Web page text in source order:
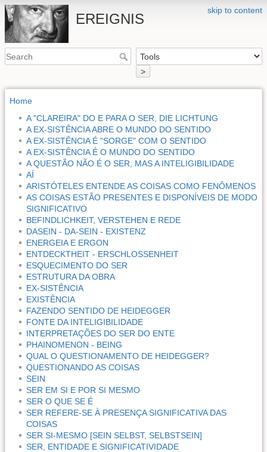
skip to content
EREIGNIS
>
Home
A "CLAREIRA" DO E PARA O SER, DIE LICHTUNG
A EX-SISTÊNCIA ABRE O MUNDO DO SENTIDO
A EX-SISTÊNCIA É "SORGE" COM O SENTIDO
A EX-SISTÊNCIA É O MUNDO DO SENTIDO
A QUESTÃO NÃO É O SER, MAS A INTELIGIBILIDADE
AÍ
ARISTÓTELES ENTENDE AS COISAS COMO FENÔMENOS
AS COISAS ESTÃO PRESENTES E DISPONÍVEIS DE MODO
SIGNIFICATIVO
BEFINDLICHKEIT, VERSTEHEN E REDE
DASEIN - DA-SEIN - EXISTENZ
ENERGEIA E ERGON
ENTDECKTHEIT - ERSCHLOSSENHEIT
ESQUECIMENTO DO SER
ESTRUTURA DA OBRA
EX-SISTÊNCIA
EXISTÊNCIA
FAZENDO SENTIDO DE HEIDEGGER
FONTE DA INTELIGIBILIDADE
INTERPRETAÇÕES DO SER DO ENTE
PHAINOMENON - BEING
QUAL O QUESTIONAMENTO DE HEIDEGGER?
QUESTIONANDO AS COISAS
SEIN
SER EM SI E POR SI MESMO
SER O QUE SE É
SER REFERE-SE À PRESENÇA SIGNIFICATIVA DAS
COISAS
SER SI-MESMO [SEIN SELBST, SELBSTSEIN]
SER, ENTIDADE E SIGNIFICATIVIDADE